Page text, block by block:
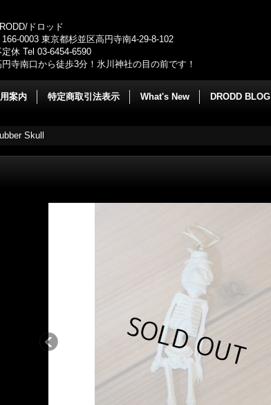
ドロッド
166-0003 東京都杉並区高円寺南4-29-8-102
定休 Tel 03-6454-6590
円寺南口から徒歩3分！氷川神社の目の前です！
案内 特定商取引法表示 What's New DRODD BLOG
Skull